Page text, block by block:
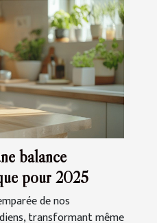
balance
pour 2025
de nos
transformant même